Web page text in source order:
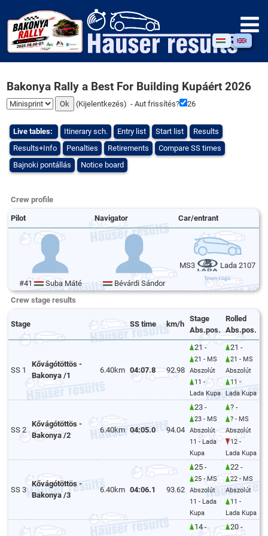
Bakonya Rally a Best For Building Kupáért 2026
(Kijelentkezés) - Aut frissítés? 26
Live tables: Itinerary sch. Entry list Start list
Results
Results+Info
Penalties Retirements
Compare SS times
Bajnoki pontállás
Notice board
Crew profile
Pilot Navigator Car/entrant
#41 Suba Máté Bévárdi Sándor
MS3 Lada 2107
Crew stage results
Stage SS time km/h
Stage
Abs.pos.
Rolled
Abs.pos.
SS 1
Kővágótöttös -
Bakonya /1
6.40km 04:07.8 92.98
21 -
21 - MS
Abszolút
11 -
Lada Kupa
21 -
21 - MS
Abszolút
11 -
Lada Kupa
SS 2
Kővágótöttös -
Bakonya /2
6.40km 04:05.0 94.04
23 -
23 - MS
Abszolút
11 - Lada
Kupa
? -
? - MS
Abszolút
12 -
Lada Kupa
SS 3
Kővágótöttös -
Bakonya /3
6.40km 04:06.1 93.62
25 -
25 - MS
Abszolút
11 - Lada
Kupa
22 -
22 - MS
Abszolút
11 -
Lada Kupa
14 - 20 -